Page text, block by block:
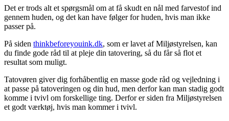
Det er trods alt et spørgsmål om at få skudt en nål med farvestof ind
gennem huden, og det kan have følger for huden, hvis man ikke
passer på.
På siden thinkbeforeyouink.dk, som er lavet af Miljøstyrelsen, kan
du finde gode råd til at pleje din tatovering, så du får så flot et
resultat som muligt.
Tatovøren giver dig forhåbentlig en masse gode råd og vejledning i
at passe på tatoveringen og din hud, men derfor kan man stadig godt
komme i tvivl om forskellige ting. Derfor er siden fra Miljøstyrelsen
et godt værktøj, hvis man kommer i tvivl.